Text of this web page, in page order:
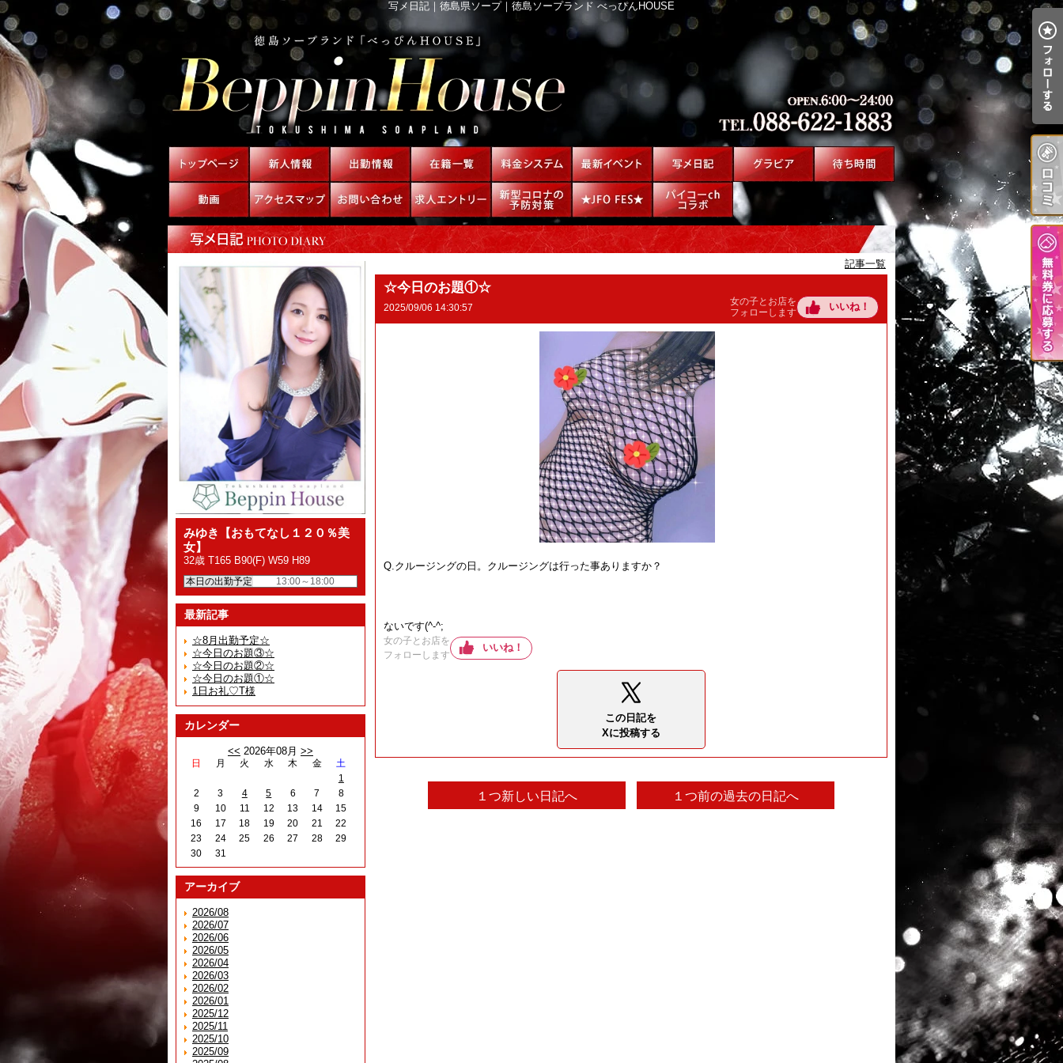
写メ日記｜徳島県ソープ｜徳島ソープランド べっぴんHOUSE
みゆき【おもてなし１２０％美
女】
32歳 T165 B90(F) W59 H89
本日の出勤予定 13:00～18:00
最新記事
☆8月出勤予定☆
☆今日のお題③☆
☆今日のお題②☆
☆今日のお題①☆
1日お礼♡T様
カレンダー
<< 2026年08月 >>
日 月 火 水 木 金
土
1
2
3 4 5 6 7
8
9
10 11 12 13 14
15
16
17 18 19 20 21
22
23
24 25 26 27 28
29
30
31
アーカイブ
2026/08
2026/07
2026/06
2026/05
2026/04
2026/03
2026/02
2026/01
2025/12
2025/11
2025/10
2025/09
記事一覧
☆今日のお題①☆
2025/09/06 14:30:57
女の子とお店を
フォローします
いいね！
Q.クルージングの日。クルージングは行った事ありますか？
ないです(^-^;
女の子とお店を
フォローします
いいね！
この日記を
Xに投稿する
１つ新しい日記へ １つ前の過去の日記へ